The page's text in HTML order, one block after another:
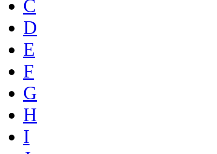
C
D
E
F
G
H
I